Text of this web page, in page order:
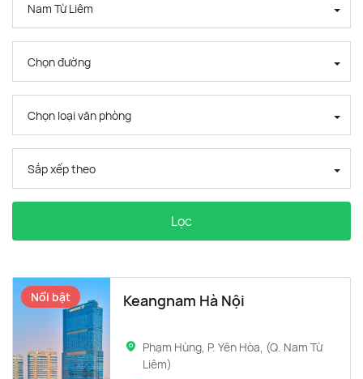
Nam Từ Liêm
Chọn đường
Chọn loại văn phòng
Sắp xếp theo
Lọc
Nổi bật Keangnam Hà Nội
Phạm Hùng, P. Yên Hòa, (Q. Nam Từ
Liêm)